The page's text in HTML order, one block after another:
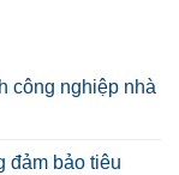
công nghiệp nhà
đảm bảo tiêu